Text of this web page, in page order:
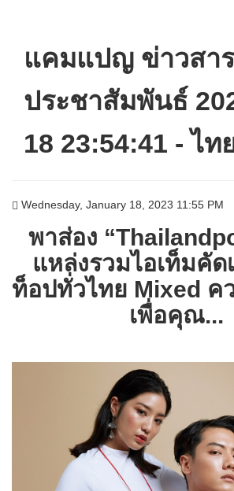
แคมแปญ ข่าวสาร
ประชาสัมพันธ์
18 23:54:41 - ไท
Wednesday, January 18, 2023 11:55 PM
พาส่อง
แหล่งรวมไอเท็มคัด
ท็อปทั่วไทย Mixed ค
เพื่อคุณ...